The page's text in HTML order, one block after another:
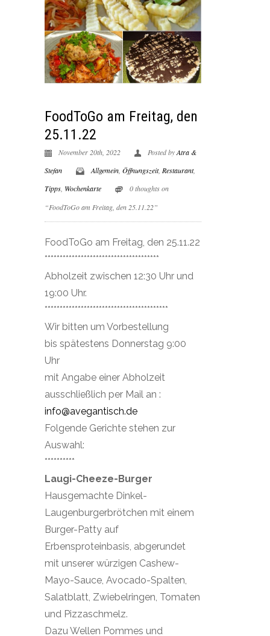
FoodToGo am Freitag, den
25.11.22
November 20th, 2022 Posted byAtra &
Stefan
Allgemein Öffnungszeit, Restaurant,
Tipps, Wochenkarte
0 thoughts on
“FoodToGo am Freitag, den 25.11.22”
FoodToGo am Freitag, den 25.11.22
**************************************
Abholzeit zwischen 12:30 Uhr und
19:00 Uhr.
*****************************************
Wir bitten um Vorbestellung
bis spätestens Donnerstag 9:00
Uhr
mit Angabe einer Abholzeit
ausschließlich per Mail an :
info@avegantisch.de
Folgende Gerichte stehen zur
Auswahl:
**********
Laugi-Cheeze-Burger
Hausgemachte Dinkel-
Laugenburgerbrötchen mit einem
Burger-Patty auf
Erbensproteinbasis, abgerundet
mit unserer würzigen Cashew-
Mayo-Sauce, Avocado-Spalten,
Salatblatt, Zwiebelringen, Tomaten
und Pizzaschmelz.
Dazu Wellen Pommes und